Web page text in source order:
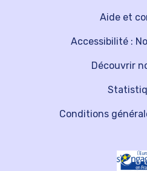
Découvrir
Aide et
Accessibilité :
Conditions